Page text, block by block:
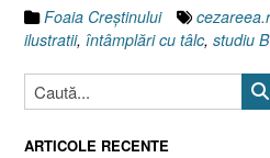
Foaia Creştinului
ilustratii, întâmplări cu tâlc, studiu
ARTICOLE RECENTE